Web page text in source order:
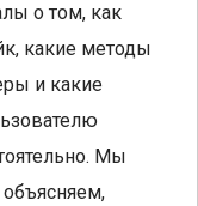
о том, как
какие методы
и какие
Мы